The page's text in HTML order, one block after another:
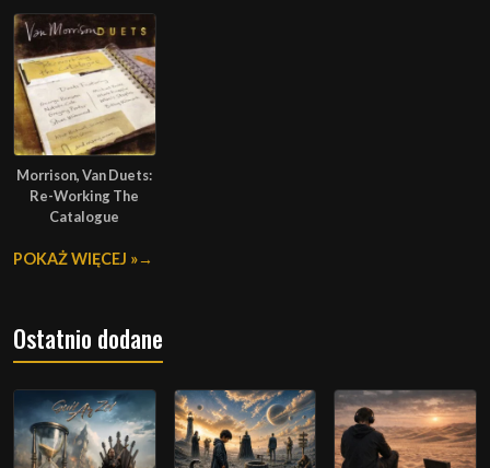
Morrison, Van Duets:
Re-Working The
Catalogue
POKAŻ WIĘCEJ »
Ostatnio dodane